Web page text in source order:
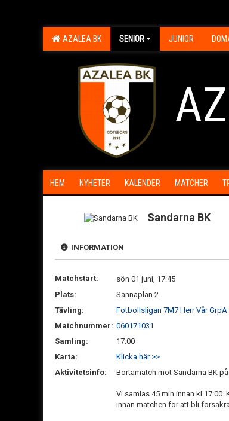
AZALEA BK SENIOR JUNIOR
HEM NYHETER KALENDER MATCHER
Sandarna BK
INFORMATION
Matchstart:
sön 01 juni, 17:45
Plats:
Sannaplan 2
Tävling:
Fotbollsligan 7M7 Herr Vår GrpA
Matchnummer: 060171031
Samling:
17:00
Karta:
Klicka här >>
Aktivitetsinfo:
Bortamatch mot Sandarna BK
Vi samlas 45 min innan kl
innan matchen för att bli